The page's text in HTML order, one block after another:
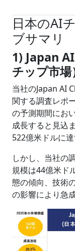
日本のAI
ブサマリ
1) Japan
チップ市場
当社のJapan AI
関する調査レポ
の予測期間にお
成長すると見込
522億米ドルに達
しかし、当社の
規模は44億米ド
態の傾向、技術
の影響により急